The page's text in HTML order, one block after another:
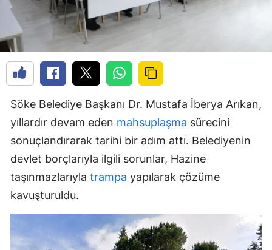
Söke Belediye Başkanı Dr. Mustafa İberya Arıkan,
yıllardır devam eden mahsuplaşma sürecini
sonuçlandırarak tarihi bir adım attı. Belediyenin
devlet borçlarıyla ilgili sorunlar, Hazine
taşınmazlarıyla trampa yapılarak çözüme
kavuşturuldu.